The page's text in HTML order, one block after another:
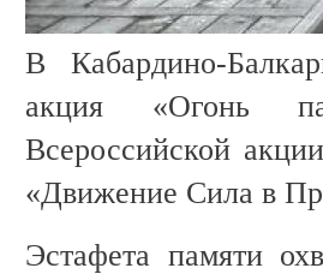
В Кабардино-
акция «Огонь
Всероссийской
«Движение Сила в
Эстафета памяти